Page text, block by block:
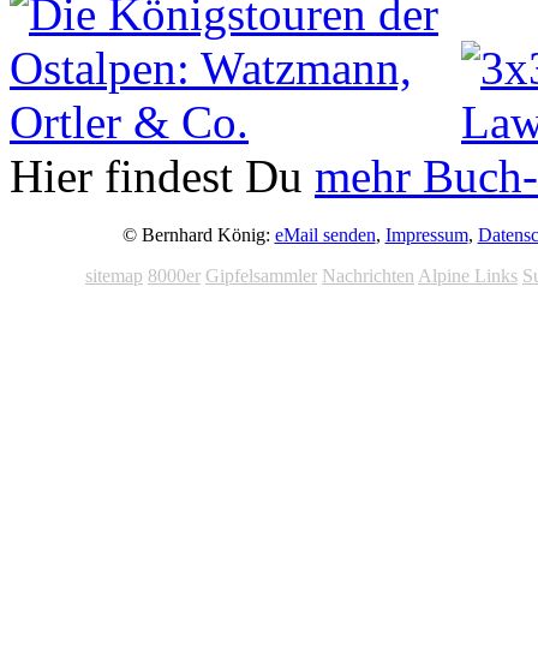
Hier findest Du mehr
© Bernhard König: eMail senden, Impressum,
sitemap 8000er Gipfelsammler Nachrichten Alpine Links